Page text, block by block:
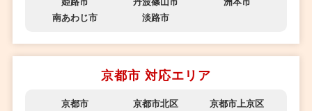
南あわじ市
淡路市
京都市 対応エリア
京都市 京都市北区
京都市上京区